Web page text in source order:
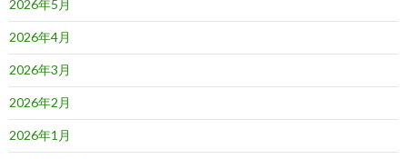
2026年5月
2026年4月
2026年3月
2026年2月
2026年1月